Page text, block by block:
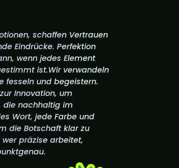
schaffen Vertrauen
Eindrücke. Perfektion
wenn jedes Element
ist.Wir verwandeln
fesseln und begeistern.
Innovation, um
die nachhaltig im
Wort, jede Farbe und
die Botschaft klar zu
präzise arbeitet,